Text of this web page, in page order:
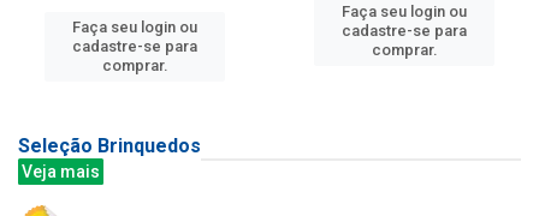
Faça seu login ou
cadastre-se para
comprar.
Faça seu login ou
cadastre-se para
comprar.
Seleção Brinquedos
Veja mais